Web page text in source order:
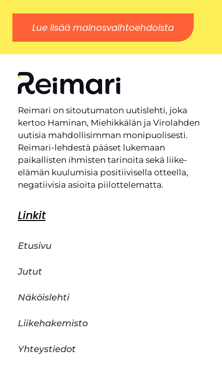
Lue lisää mainosvaihtoehdoista
Reimari on sitoutumaton uutislehti, joka
kertoo Haminan, Miehikkälän ja Virolahden
uutisia mahdollisimman monipuolisesti.
Reimari-lehdestä pääset lukemaan
paikallisten ihmisten tarinoita sekä liike-
elämän kuulumisia positiivisella otteella,
negatiivisia asioita piilottelematta.
Linkit
Etusivu
Jutut
Näköislehti
Liikehakemisto
Yhteystiedot